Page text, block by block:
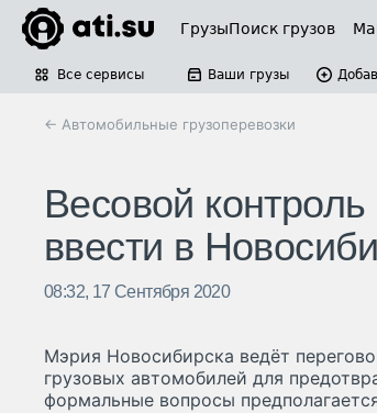
ГрузыПоиск грузов
Все сервисы Ваши грузы
← Автомобильные грузоперевозки
Весовой контроль
ввести в
08:32, 17 Сентября 2020
Мэрия Новосибирска ведёт
грузовых автомобилей для
формальные вопросы